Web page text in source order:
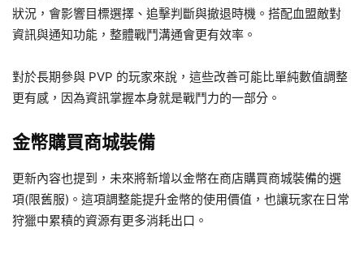
狀況，會影響目標選擇、追擊判斷與撤退時機。搭配血盟敵對
資訊與通知功能，整體戰鬥溝通會更有效率。
對於長期參與 PVP 的玩家來說，這些改善可能比單純數值調整
更有感，因為資訊掌握本身就是戰鬥力的一部分。
金幣購買商城裝備
更新內容也提到，未來將新增以金幣在商店購買商城裝備的選
項(限舊服)。這項調整能提升金幣的使用價值，也讓玩家在日常
狩獵中累積的資源有更多消耗出口。